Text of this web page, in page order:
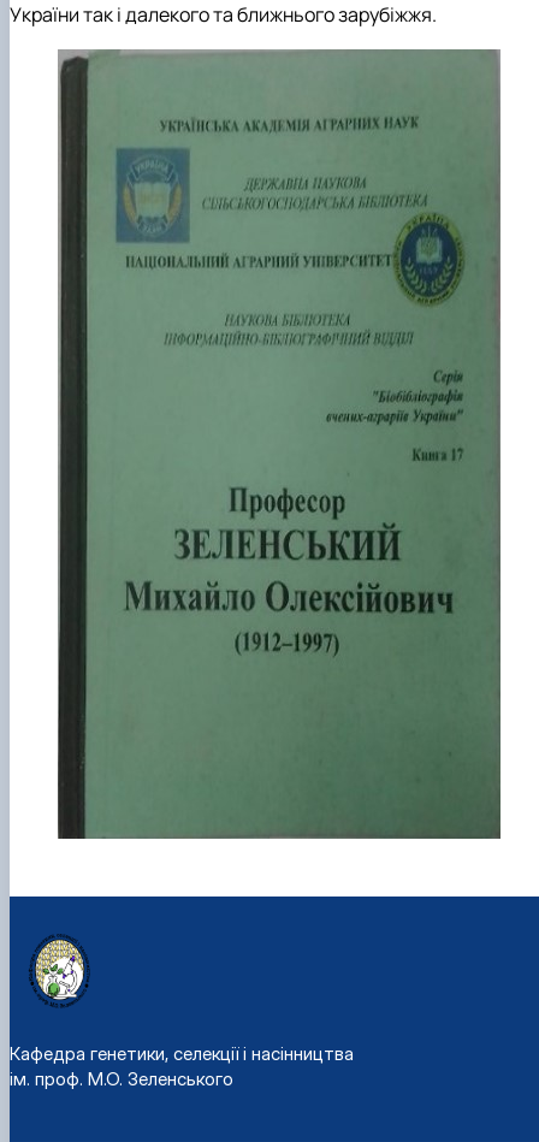
ідентифікації сортів рослин"
І міжнародна конференція присвячена 90-
України так і далекого та ближнього зарубіжжя.
Кафедра генетики, селекції і насінництва
ім. проф. М.О. Зеленського